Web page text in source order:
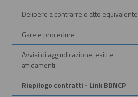
Delibere a contrarre o atto equivalente
Gare e procedure
Avvisi di aggiudicazione, esiti e
affidamenti
Riepilogo contratti - Link BDNCP